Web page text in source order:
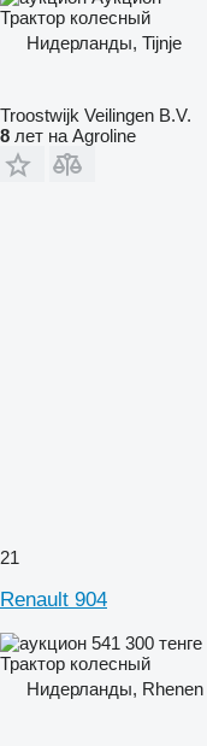
Трактор колесный
Нидерланды, Tijnje
Troostwijk Veilingen B.V.
8 лет на Agroline
21
Renault 904
541 300 тенге
Трактор колесный
Нидерланды, Rhenen